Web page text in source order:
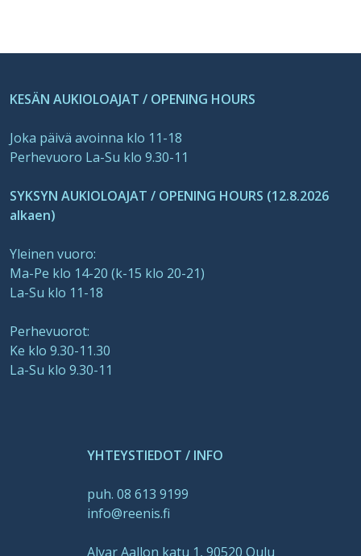
KESÄN AUKIOLOAJAT / OPENING HOURS
Joka päivä avoinna klo 11-18
Perhevuoro La-Su klo 9.30-11
SYKSYN AUKIOLOAJAT / OPENING HOURS (12.8.2026
alkaen)
Yleinen vuoro:
Ma-Pe klo 14-20 (k-15 klo 20-21)
La-Su klo 11-18
Perhevuorot:
Ke klo 9.30-11.30
La-Su klo 9.30-11
YHTEYSTIEDOT / INFO
puh. 08 613 9199
info@reenis.fi
Alvar Aallon katu 1, 90520 Oulu